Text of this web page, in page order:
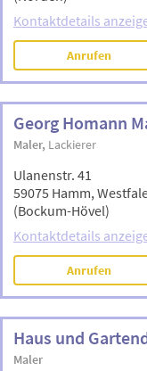
Kontaktdetails
Anrufen
Georg Homann
Maler Lackierer
Ulanenstr. 41
59075 Hamm,
(Bockum-Hövel)
Kontaktdetails
Anrufen
Haus und
Maler